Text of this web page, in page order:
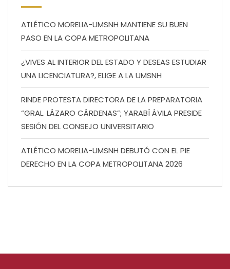
ATLÉTICO MORELIA-UMSNH MANTIENE SU BUEN
PASO EN LA COPA METROPOLITANA
¿VIVES AL INTERIOR DEL ESTADO Y DESEAS ESTUDIAR
UNA LICENCIATURA?, ELIGE A LA UMSNH
RINDE PROTESTA DIRECTORA DE LA PREPARATORIA
“GRAL. LÁZARO CÁRDENAS”; YARABÍ ÁVILA PRESIDE
SESIÓN DEL CONSEJO UNIVERSITARIO
ATLÉTICO MORELIA-UMSNH DEBUTÓ CON EL PIE
DERECHO EN LA COPA METROPOLITANA 2026